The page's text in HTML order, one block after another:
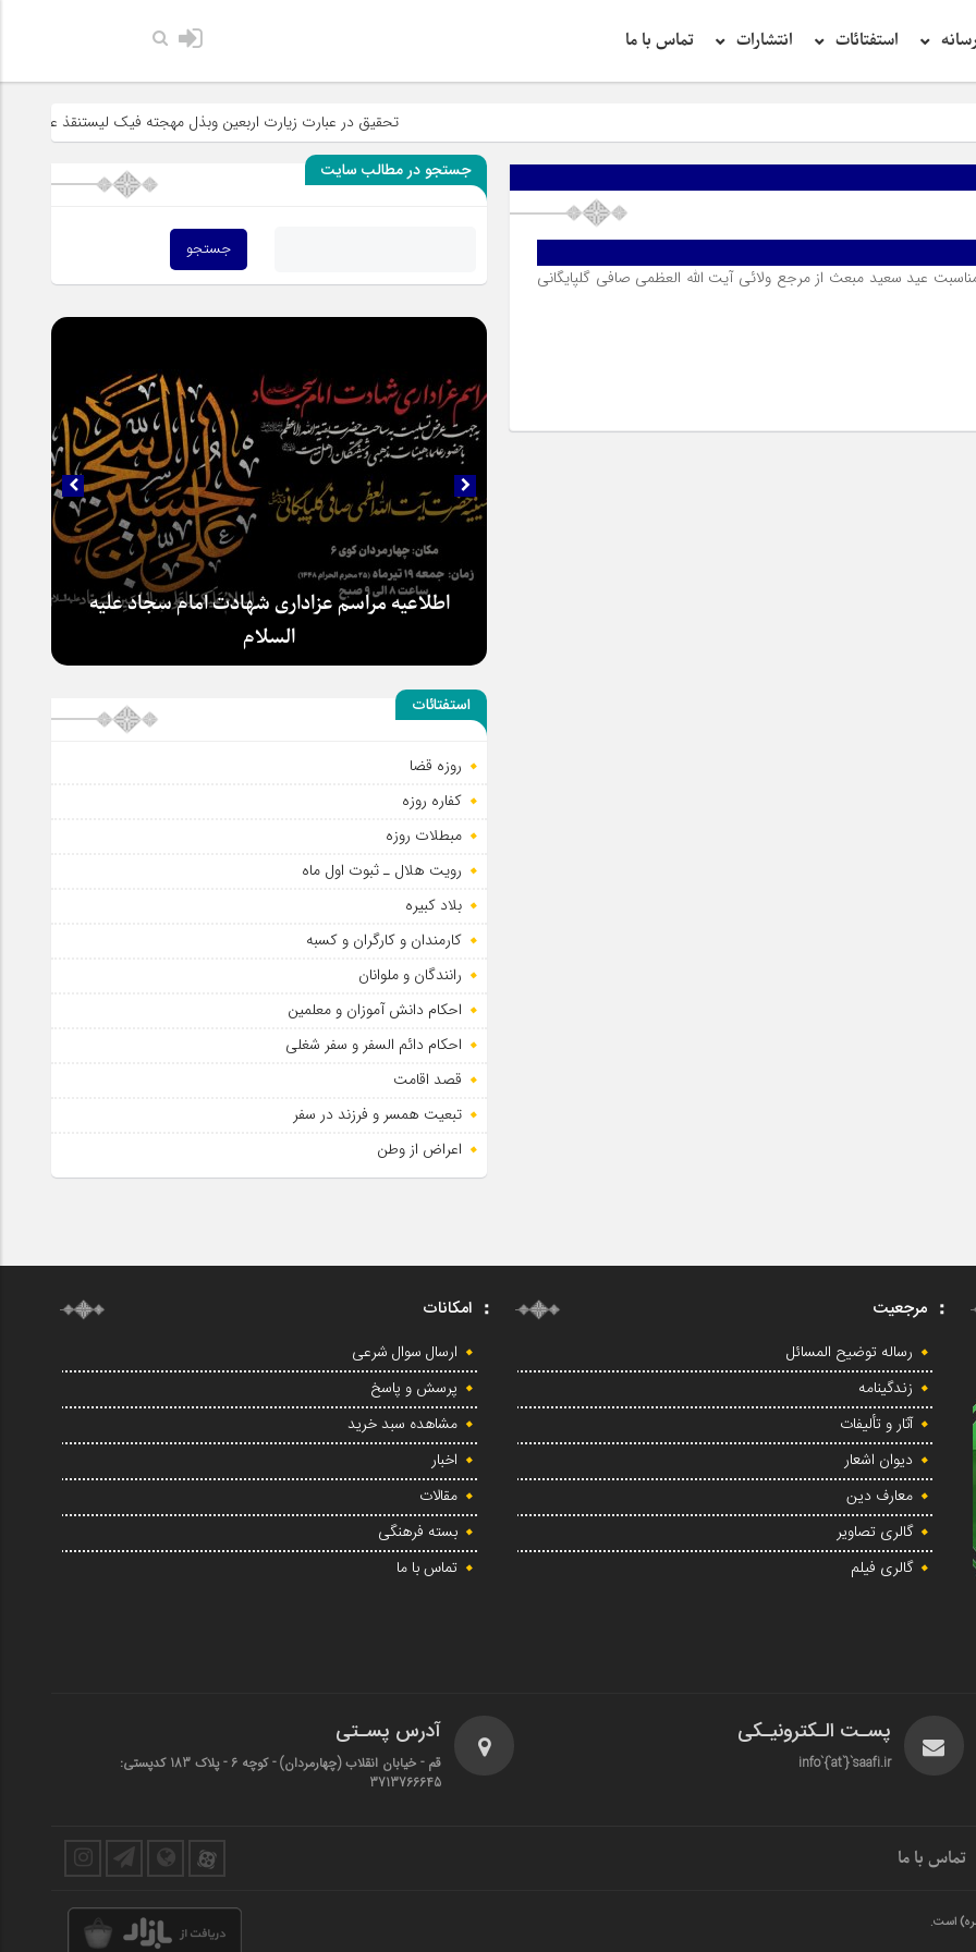
استفتائات انتشارات تماس با ما
تحقیق در عبارت زیارت اربعین وبذل مهجته فیک لیستنقذ عبادک من الجهاله
عید سعید مبعث از مرجع ولائی آیت الله العظمی صافی گلپایگانی
جستجو در مطالب سایت
اطلاعیه مراسم عزاداری شهادت امام سجاد علیه
السلام
استفتائات
روزه قضا
کفاره روزه
مبطلات روزه
رویت هلال ـ ثبوت اول ماه
بلاد کبیره
کارمندان و کارگران و کسبه
رانندگان و ملوانان
احکام دانش آموزان و معلمین
احکام دائم السفر و سفر شغلی
قصد اقامت
تبعیت همسر و فرزند در سفر
اعراض از وطن
مرجعیت
رساله توضیح المسائل
زندگینامه
آثار و تألیفات
دیوان اشعار
معارف دین
گالری تصاویر
گالری فیلم
امکانات
ارسال سوال شرعی
پرسش و پاسخ
مشاهده سبد خرید
اخبار
مقالات
بسته فرهنگی
تماس با ما
پسـت الـکترونیـکی
info`{`at`}`saafi.ir
آدرس پسـتی
قم - خیابان انقلاب (چهارمردان)‌ - کوچه 6 - پلاک 183 کدپستی:
3713766645
تماس با ما
است.